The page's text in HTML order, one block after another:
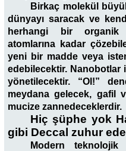
Birkaç molekül
dünyayı saracak ve
herhangi bir organik
atomlarına kadar
yeni bir madde veya
edebilecektir.
yönetilecektir. “Ol!”
meydana gelecek, gafil
mucize zannedeceklerdir.
Hiç şüphe yok
gibi Deccal zuhur
Modern teknolojik